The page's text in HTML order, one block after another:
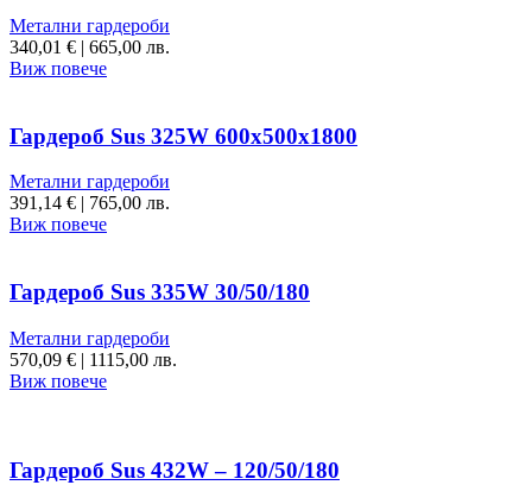
Метални гардероби
340,01 € | 665,00 лв.
Виж повече
Гардероб Sus 325W 600х500х1800
Метални гардероби
391,14 €
765,00 лв.
Виж повече
Гардероб Sus 335W 30/50/180
Метални гардероби
570,09 € | 1115,00 лв.
Виж повече
Гардероб Sus 432W – 120/50/180